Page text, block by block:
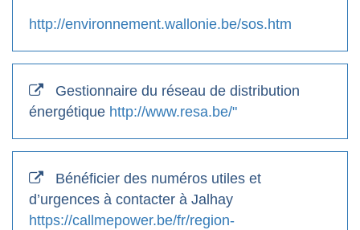
http://environnement.wallonie.be/sos.htm
Gestionnaire du réseau de distribution
énergétique http://www.resa.be/"
Bénéficier des numéros utiles et
d’urgences à contacter à Jalhay
https://callmepower.be/fr/region-